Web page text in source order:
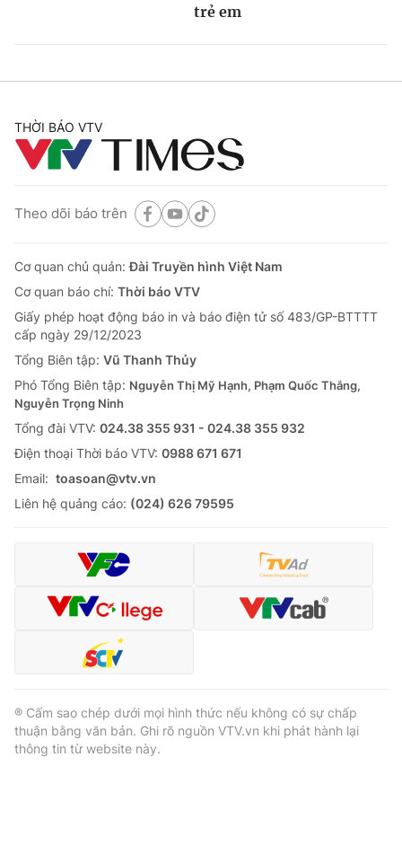
trẻ em
THỜI BÁO VTV
Theo dõi báo trên
Cơ quan chủ quản:Đài Truyền hình Việt Nam
Cơ quan báo chí: Thời báo VTV
Giấy phép hoạt động báo in và báo điện tử số 483/GP-BTTTT
cấp ngày 29/12/2023
Tổng Biên tập: Vũ Thanh Thủy
Phó Tổng Biên tập: Nguyễn Thị Mỹ Hạnh, Phạm Quốc Thắng,
Nguyễn Trọng Ninh
Tổng đài VTV: 024.38 355 931 - 024.38 355 932
Ðiện thoại Thời báo VTV: 0988 671 671
Email: toasoan@vtv.vn
Liên hệ quảng cáo: (024) 626 79595
® Cấm sao chép dưới mọi hình thức nếu không có sự chấp
thuận bằng văn bản. Ghi rõ nguồn VTV.vn khi phát hành lại
thông tin từ website này.